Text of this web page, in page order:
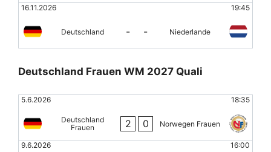
16.11.2026 19:45
Deutschland - - Niederlande
Deutschland Frauen WM 2027 Quali
5.6.2026 18:35
Deutschland
Frauen
2 0 Norwegen Frauen
9.6.2026 16:00